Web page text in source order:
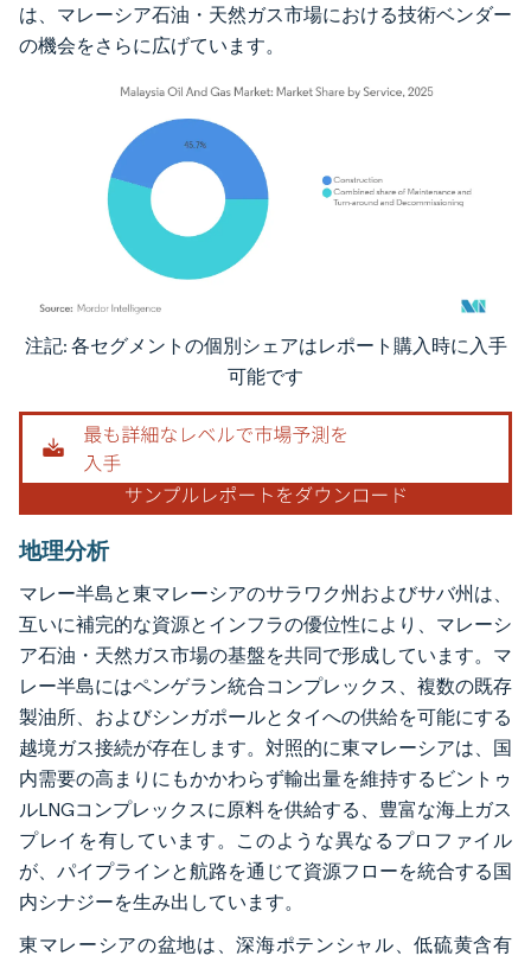
は、マレーシア石油・天然ガス市場における技術ベンダー
の機会をさらに広げています。
画像 © Mordor Intelligence。再利用にはCC BY 4.0の表示が必要です。
注記: 各セグメントの個別シェアはレポート購入時に入手
可能です
地理分析
マレー半島と東マレーシアのサラワク州およびサバ州は、
互いに補完的な資源とインフラの優位性により、マレーシ
ア石油・天然ガス市場の基盤を共同で形成しています。マ
レー半島にはペンゲラン統合コンプレックス、複数の既存
製油所、およびシンガポールとタイへの供給を可能にする
越境ガス接続が存在します。対照的に東マレーシアは、国
内需要の高まりにもかかわらず輸出量を維持するビントゥ
ルLNGコンプレックスに原料を供給する、豊富な海上ガス
プレイを有しています。このような異なるプロファイル
が、パイプラインと航路を通じて資源フローを統合する国
内シナジーを生み出しています。
東マレーシアの盆地は、深海ポテンシャル、低硫黄含有